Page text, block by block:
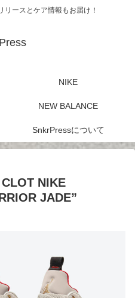
リースとケア情報もお届け！
NIKE
NEW BALANCE
SnkrPressについて
CLOT NIKE
JADE”